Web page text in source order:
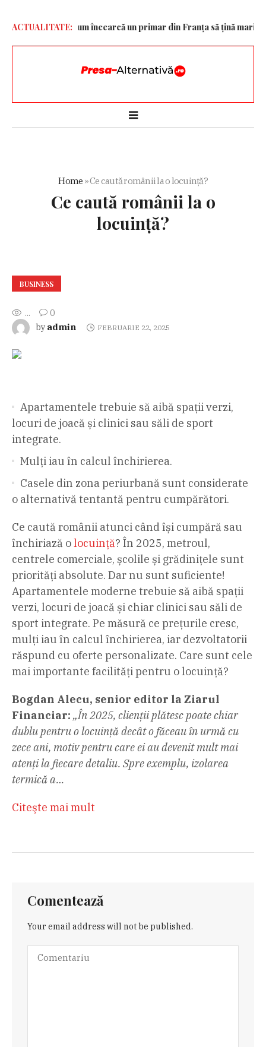
ACTUALITATE:
fast-food. Cum încearcă un primar din Franța să țină marile
Home »Ce caută românii la o locuință?
Ce caută românii la o
locuință?
BUSINESS
...
0
by admin FEBRUARIE 22, 2025
Apartamentele trebuie să aibă spații verzi,
locuri de joacă și clinici sau săli de sport
integrate.
Mulți iau în calcul închirierea.
Casele din zona periurbană sunt considerate
o alternativă tentantă pentru cumpărători.
Ce caută românii atunci când își cumpără sau
închiriază olocuință? În 2025, metroul,
centrele comerciale, școlile și grădinițele sunt
priorități absolute. Dar nu sunt suficiente!
Apartamentele moderne trebuie să aibă spații
verzi, locuri de joacă și chiar clinici sau săli de
sport integrate. Pe măsură ce prețurile cresc,
mulți iau în calcul închirierea, iar dezvoltatorii
răspund cu oferte personalizate. Care sunt cele
mai importante facilități pentru o locuință?
Bogdan Alecu, senior editor la Ziarul
Financiar: „În 2025, clienții plătesc poate chiar
dublu pentru o locuință decât o făceau în urmă cu
zece ani, motiv pentru care ei au devenit mult mai
atenți la fiecare detaliu. Spre exemplu, izolarea
termică a…
Citeşte mai mult
Comentează
Your email address will not be published.